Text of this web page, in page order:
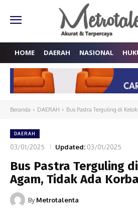
HOME DAERAH NASIONAL
Beranda DAERAH Bus Pastra Terguling di
DAERAH
03/01/2025 Updated: 03/01/2025
Bus Pastra Terguling
Agam, Tidak Ada
By Metrotalenta